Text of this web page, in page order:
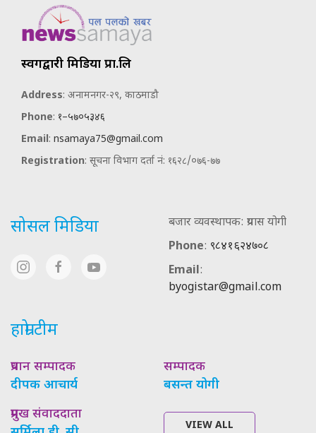
स्वर्गद्वारी मिडिया प्रा.लि
Address: अनामनगर-२९, काठमाडौ
Phone: १–५७०५३४६
Email: nsamaya75@gmail.com
Registration: सूचना विभाग दर्ता नं: १६२८/०७६-७७
सोसल मिडिया
बजार व्यवस्थापक: प्रयास योगी
Phone: ९८४१६२४७०८
Email:
byogistar@gmail.com
हाम्रो टीम
प्रधान सम्पादक
दीपक आचार्य
सम्पादक
बसन्त योगी
प्रमुख संवाददाता
VIEW ALL